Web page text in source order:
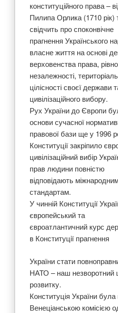
конституційного права –
Пилипа Орлика (1710 рік)
свідчить про споконвічне
прагнення Українського
власне життя на основі
верховенства права,
незалежності,
цілісності своєї держави
цивілізаційного вибору.
Рух України до Європи
основи сучасної
правової бази ще у 1996
Конституції закріпило
цивілізаційний вибір
прав людини повністю
відповідають
стандартам.
У чинній Конституції
європейський та
євроатлантичний курс
в Конституції прагнення
України стати
НАТО – наш незворотний
розвитку.
Конституція України
Венеціанською комісією